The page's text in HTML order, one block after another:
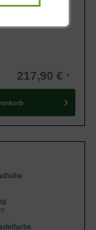
ab KW41
217,90 €